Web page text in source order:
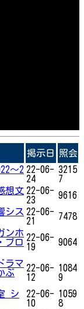
掲示日 照会
～2 22-06-
24
3215
7
想文 22-06-
23
9616
シス 22-06-
21
7478
ンホ
ブロ 22-06-
19
9064
ラマ
ぶ
22-06-
12
1084
9
シ
22-06-
10
1059
8